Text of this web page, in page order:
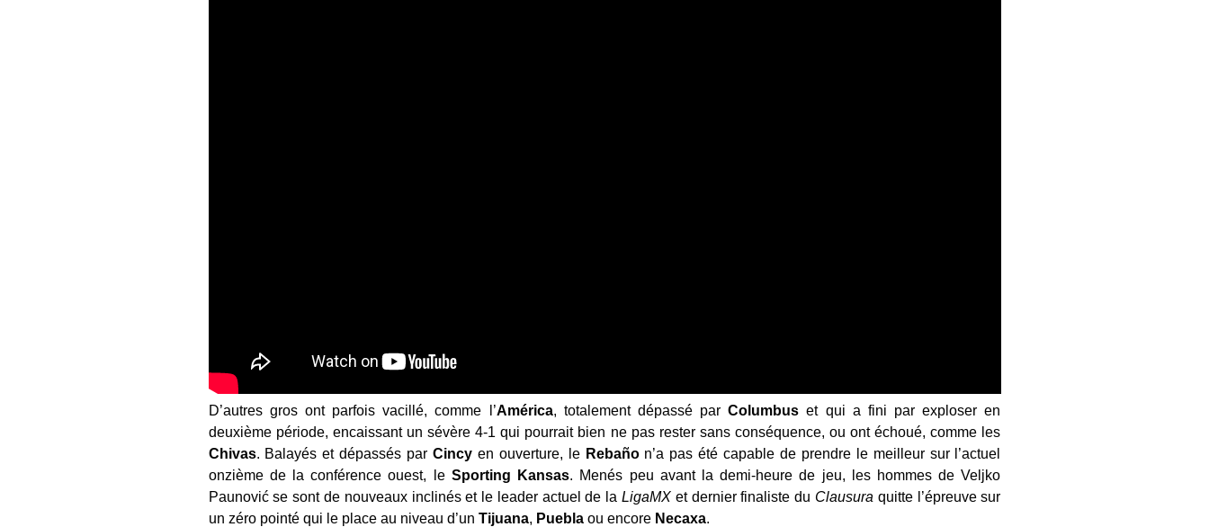
D’autres gros ont parfois vacillé, comme l’América, totalement dépassé parColumbus et qui a fini par exploser en
deuxième période, encaissant un sévère 4-1 qui pourrait bien ne pas rester sans conséquence, ou ont échoué, comme les
Chivas. Balayés et dépassés parCincy en ouverture, le Rebañon’a pas été capable de prendre le meilleur sur l’actuel
onzième de la conférence ouest, le Sporting Kansas. Menés peu avant la demi-heure de jeu, les hommes de Veljko
Paunović se sont de nouveaux inclinés et le leader actuel de laLigaMX et dernier finaliste du Clausura quitte l’épreuve sur
un zéro pointé qui le place au niveau d’un Tijuana, Pueblaou encore Necaxa.